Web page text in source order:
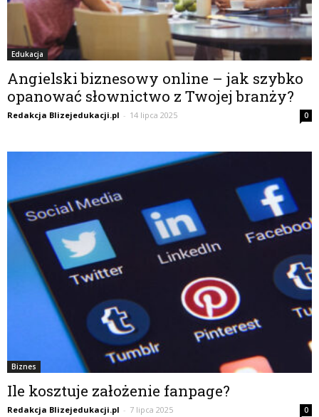
Edukacja
Angielski biznesowy online – jak szybko
opanować słownictwo z Twojej branży?
Redakcja Blizejedukacji.pl - 14 lipca 2025 0
Biznes
Ile kosztuje założenie fanpage?
Redakcja Blizejedukacji.pl - 7 lipca 2025 0